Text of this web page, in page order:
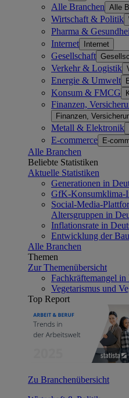
Alle Branchen Alle
Wirtschaft & Politik
Pharma &
Internet Internet
Gesellschaft
Verkehr & Logistik
Energie & Umwelt
Konsum & FMCG
Finanzen,
Finanzen,
Metall & Elektronik
E-commerce E-
Alle Branchen
Beliebte Statistiken
Aktuelle Statistiken
Generationen in
GfK-Konsumklima-
Social-Media-
Altersgruppen in
Inflationsrate in
Entwicklung der
Alle Branchen
Themen
Zur Themenübersicht
Fachkräftemangel
Vegetarismus und
Top Report
Zu Branchenübersicht